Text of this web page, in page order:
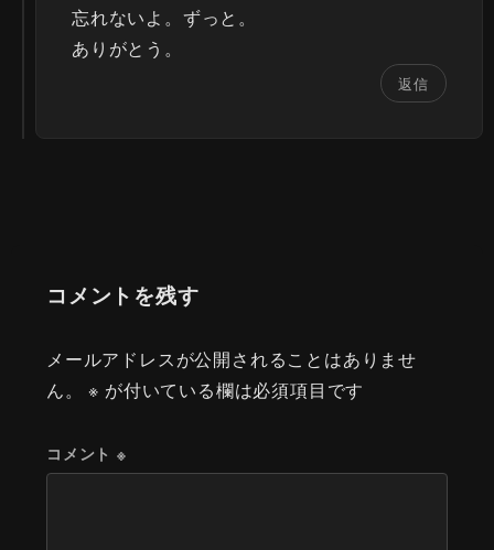
忘れないよ。ずっと。
ありがとう。
返信
コメントを残す
メールアドレスが公開されることはありませ
ん。
※ が付いている欄は必須項目です
コメント ※